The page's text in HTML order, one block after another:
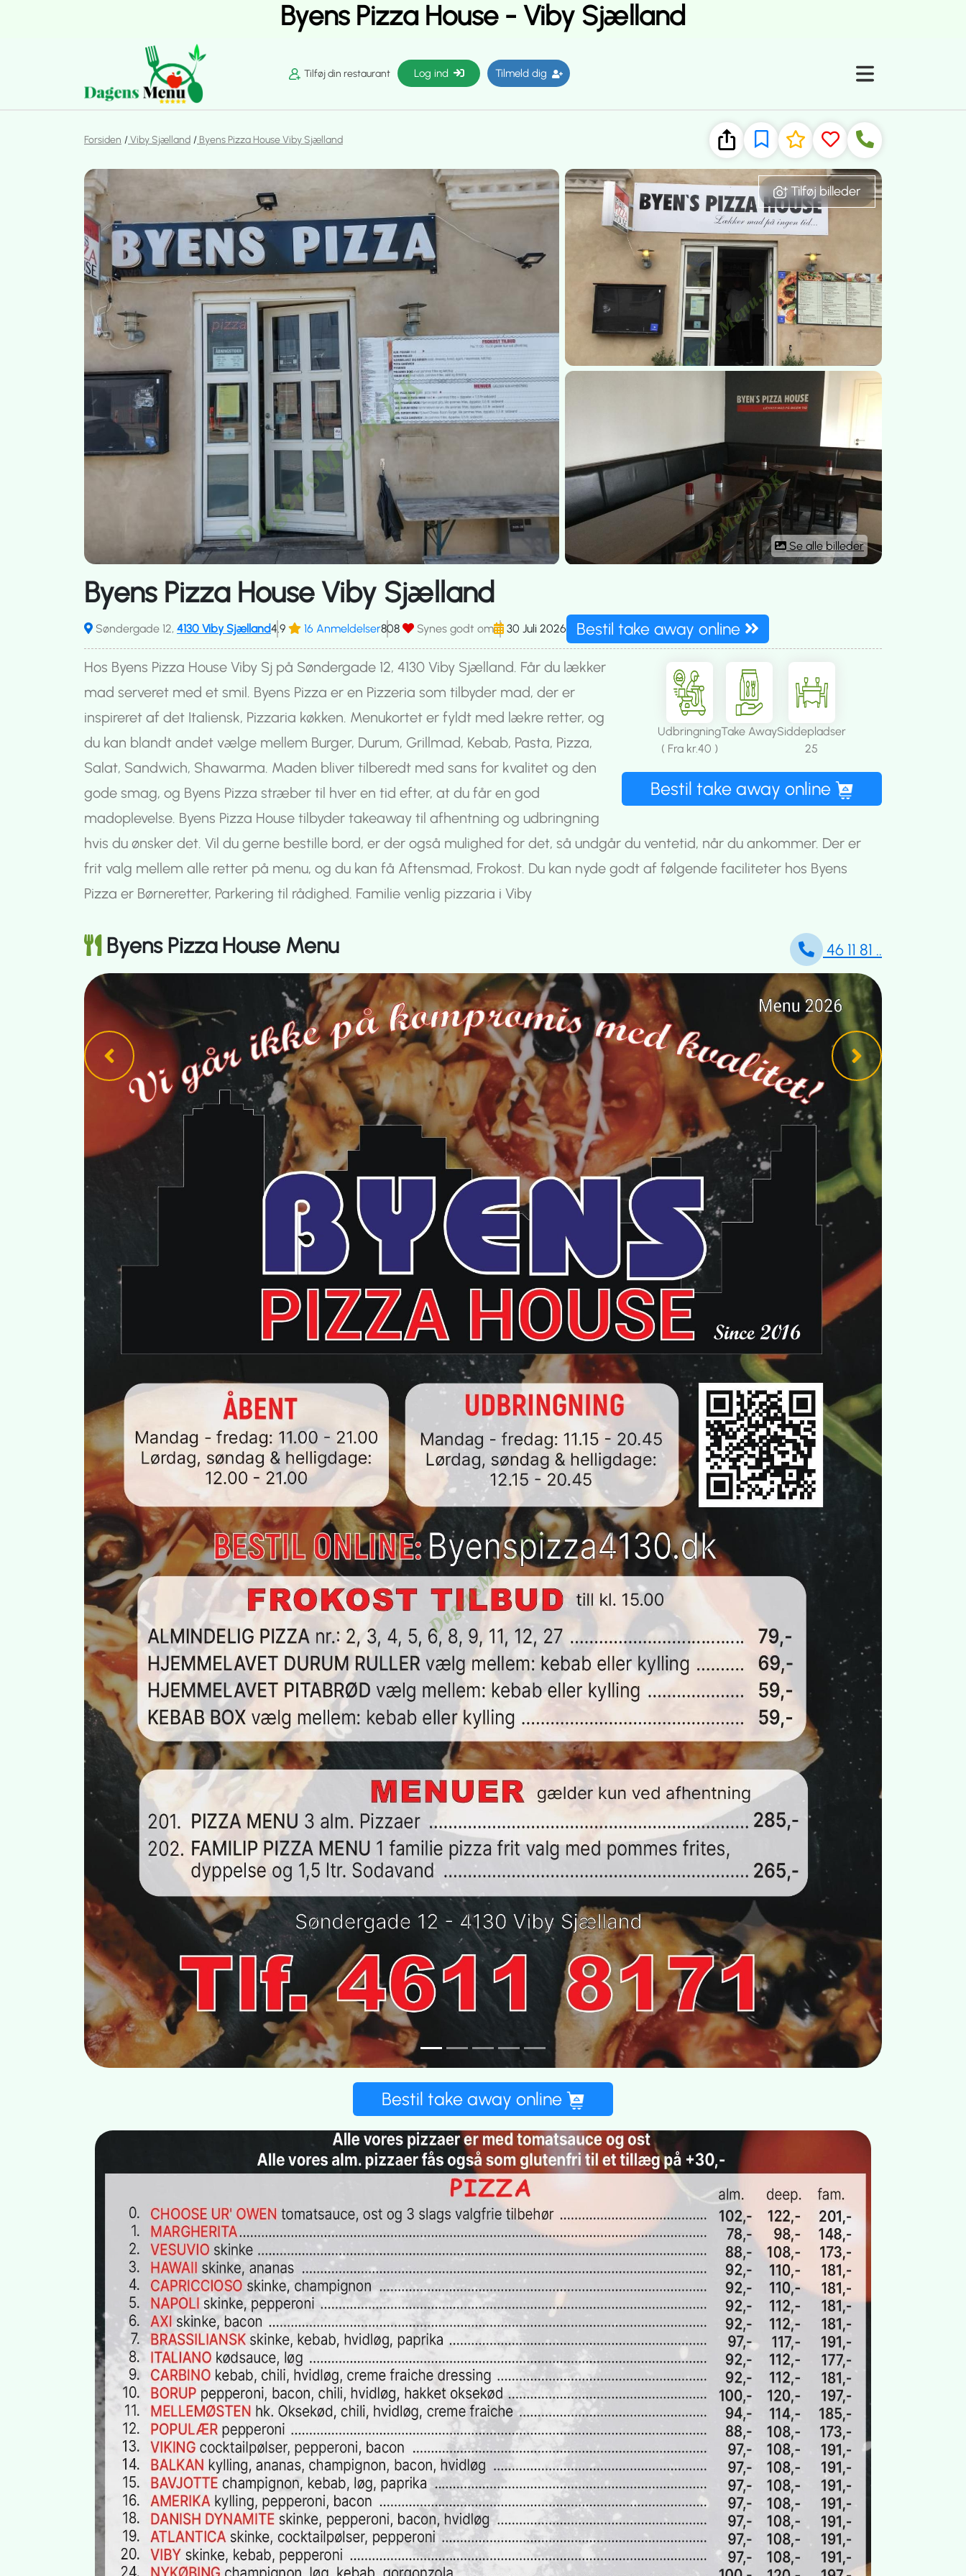
Byens Pizza House - Viby Sjælland
Tilføj din restaurant Log ind Tilmeld dig
Forsiden Viby Sjælland Byens Pizza House Viby Sjælland
Tilføj billeder
Se alle billeder
Byens Pizza House Viby Sjælland
Søndergade 12, 4130 Viby Sjælland4.9 16 Anmeldelser808 Synes godt om 30 Juli 2026 Bestil take away online
Udbringning
( Fra kr.40 )
Take AwaySiddepladser
25
Bestil take away online
Hos Byens Pizza House Viby Sj på Søndergade 12, 4130 Viby Sjælland. Får du lækker
mad serveret med et smil. Byens Pizza er en Pizzeria som tilbyder mad, der er
inspireret af det Italiensk, Pizzaria køkken. Menukortet er fyldt med lækre retter, og
du kan blandt andet vælge mellem Burger, Durum, Grillmad, Kebab, Pasta, Pizza,
Salat, Sandwich, Shawarma. Maden bliver tilberedt med sans for kvalitet og den
gode smag, og Byens Pizza stræber til hver en tid efter, at du får en god
madoplevelse. Byens Pizza House tilbyder takeaway til afhentning og udbringning
hvis du ønsker det. Vil du gerne bestille bord, er der også mulighed for det, så undgår du ventetid, når du ankommer. Der er
frit valg mellem alle retter på menu, og du kan få Aftensmad, Frokost. Du kan nyde godt af følgende faciliteter hos Byens
Pizza er Børneretter, Parkering til rådighed. Familie venlig pizzaria i Viby
Byens Pizza House Menu 46 11 81 ..
Bestil take away online